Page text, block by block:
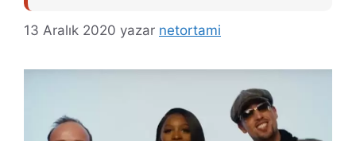
13 Aralık 2020 yazar netortami